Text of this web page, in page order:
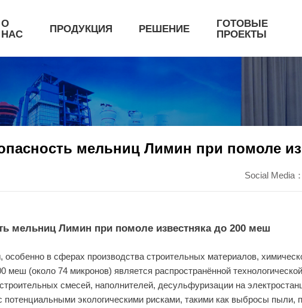
О
НАС
ПРОДУКЦИЯ РЕШЕНИЕ
ГОТОВЫЕ
ПРОЕКТЫ
мельниц Лимин при помоле
Social Media：
мельниц Лимин при помоле известняка до 200 меш
в сферах производства строительных материалов,
меш (около 74 микронов) является распространённой
смесей, наполнителей, десульфуризации на
потенциальными экологическими рисками, такими как выбросы